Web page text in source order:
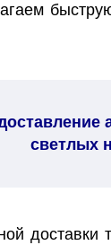
светлых